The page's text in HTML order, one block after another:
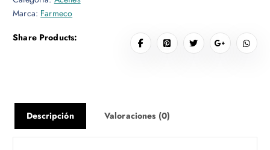
Marca: Farmeco
Share Products:
Descripción Valoraciones (0)